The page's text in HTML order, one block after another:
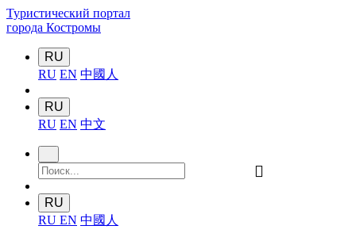
Туристический портал
города Костромы
RU
RU EN 中國人
RU
RU EN 中文
󰍉
RU
RU EN 中國人